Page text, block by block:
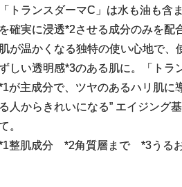
「トランスダーマC」は水も油も含
を確実に浸透*2させる成分のみを配
肌が温かくなる独特の使い心地で、
しい透明感*3のある肌に。「トラ
が主成分で、ツヤのあるハリ肌に
る人からきれいになる” エイジング
。
整肌成分 *2角質層まで *3うる